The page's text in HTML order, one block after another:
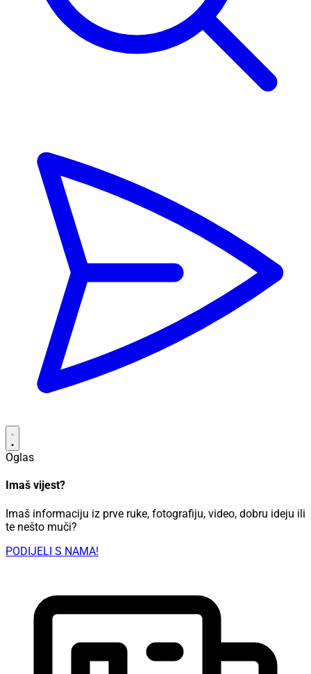
Oglas
Imaš vijest?
Imaš informaciju iz prve ruke, fotografiju, video, dobru ideju ili
te nešto muči?
PODIJELI S NAMA!